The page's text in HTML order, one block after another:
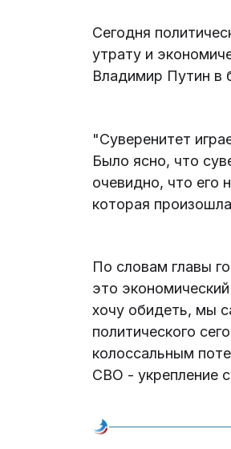
Сегодня
утрату и
Владимир Путин в
"Суверенитет
Было ясно, что
очевидно, что его
которая
По словам главы
это
хочу обидеть, мы
политического
колоссальным
СВО - укрепление